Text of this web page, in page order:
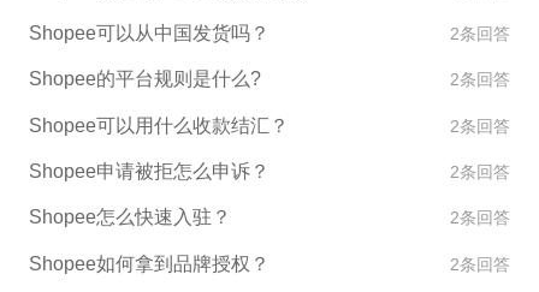
持，ESG跨境可以为您提供相应的服务。我们拥有丰
富的跨境电商平台运营经验和专业的团队，可以帮助
您成功地在各个平台上开店和运营，包括Shopee平
Shopee可以从中国发货吗？ 2条回答
Shopee的平台规则是什么? 2条回答
Shopee可以用什么收款结汇？ 2条回答
Shopee申请被拒怎么申诉？ 2条回答
Shopee怎么快速入驻？ 2条回答
Shopee如何拿到品牌授权？ 2条回答